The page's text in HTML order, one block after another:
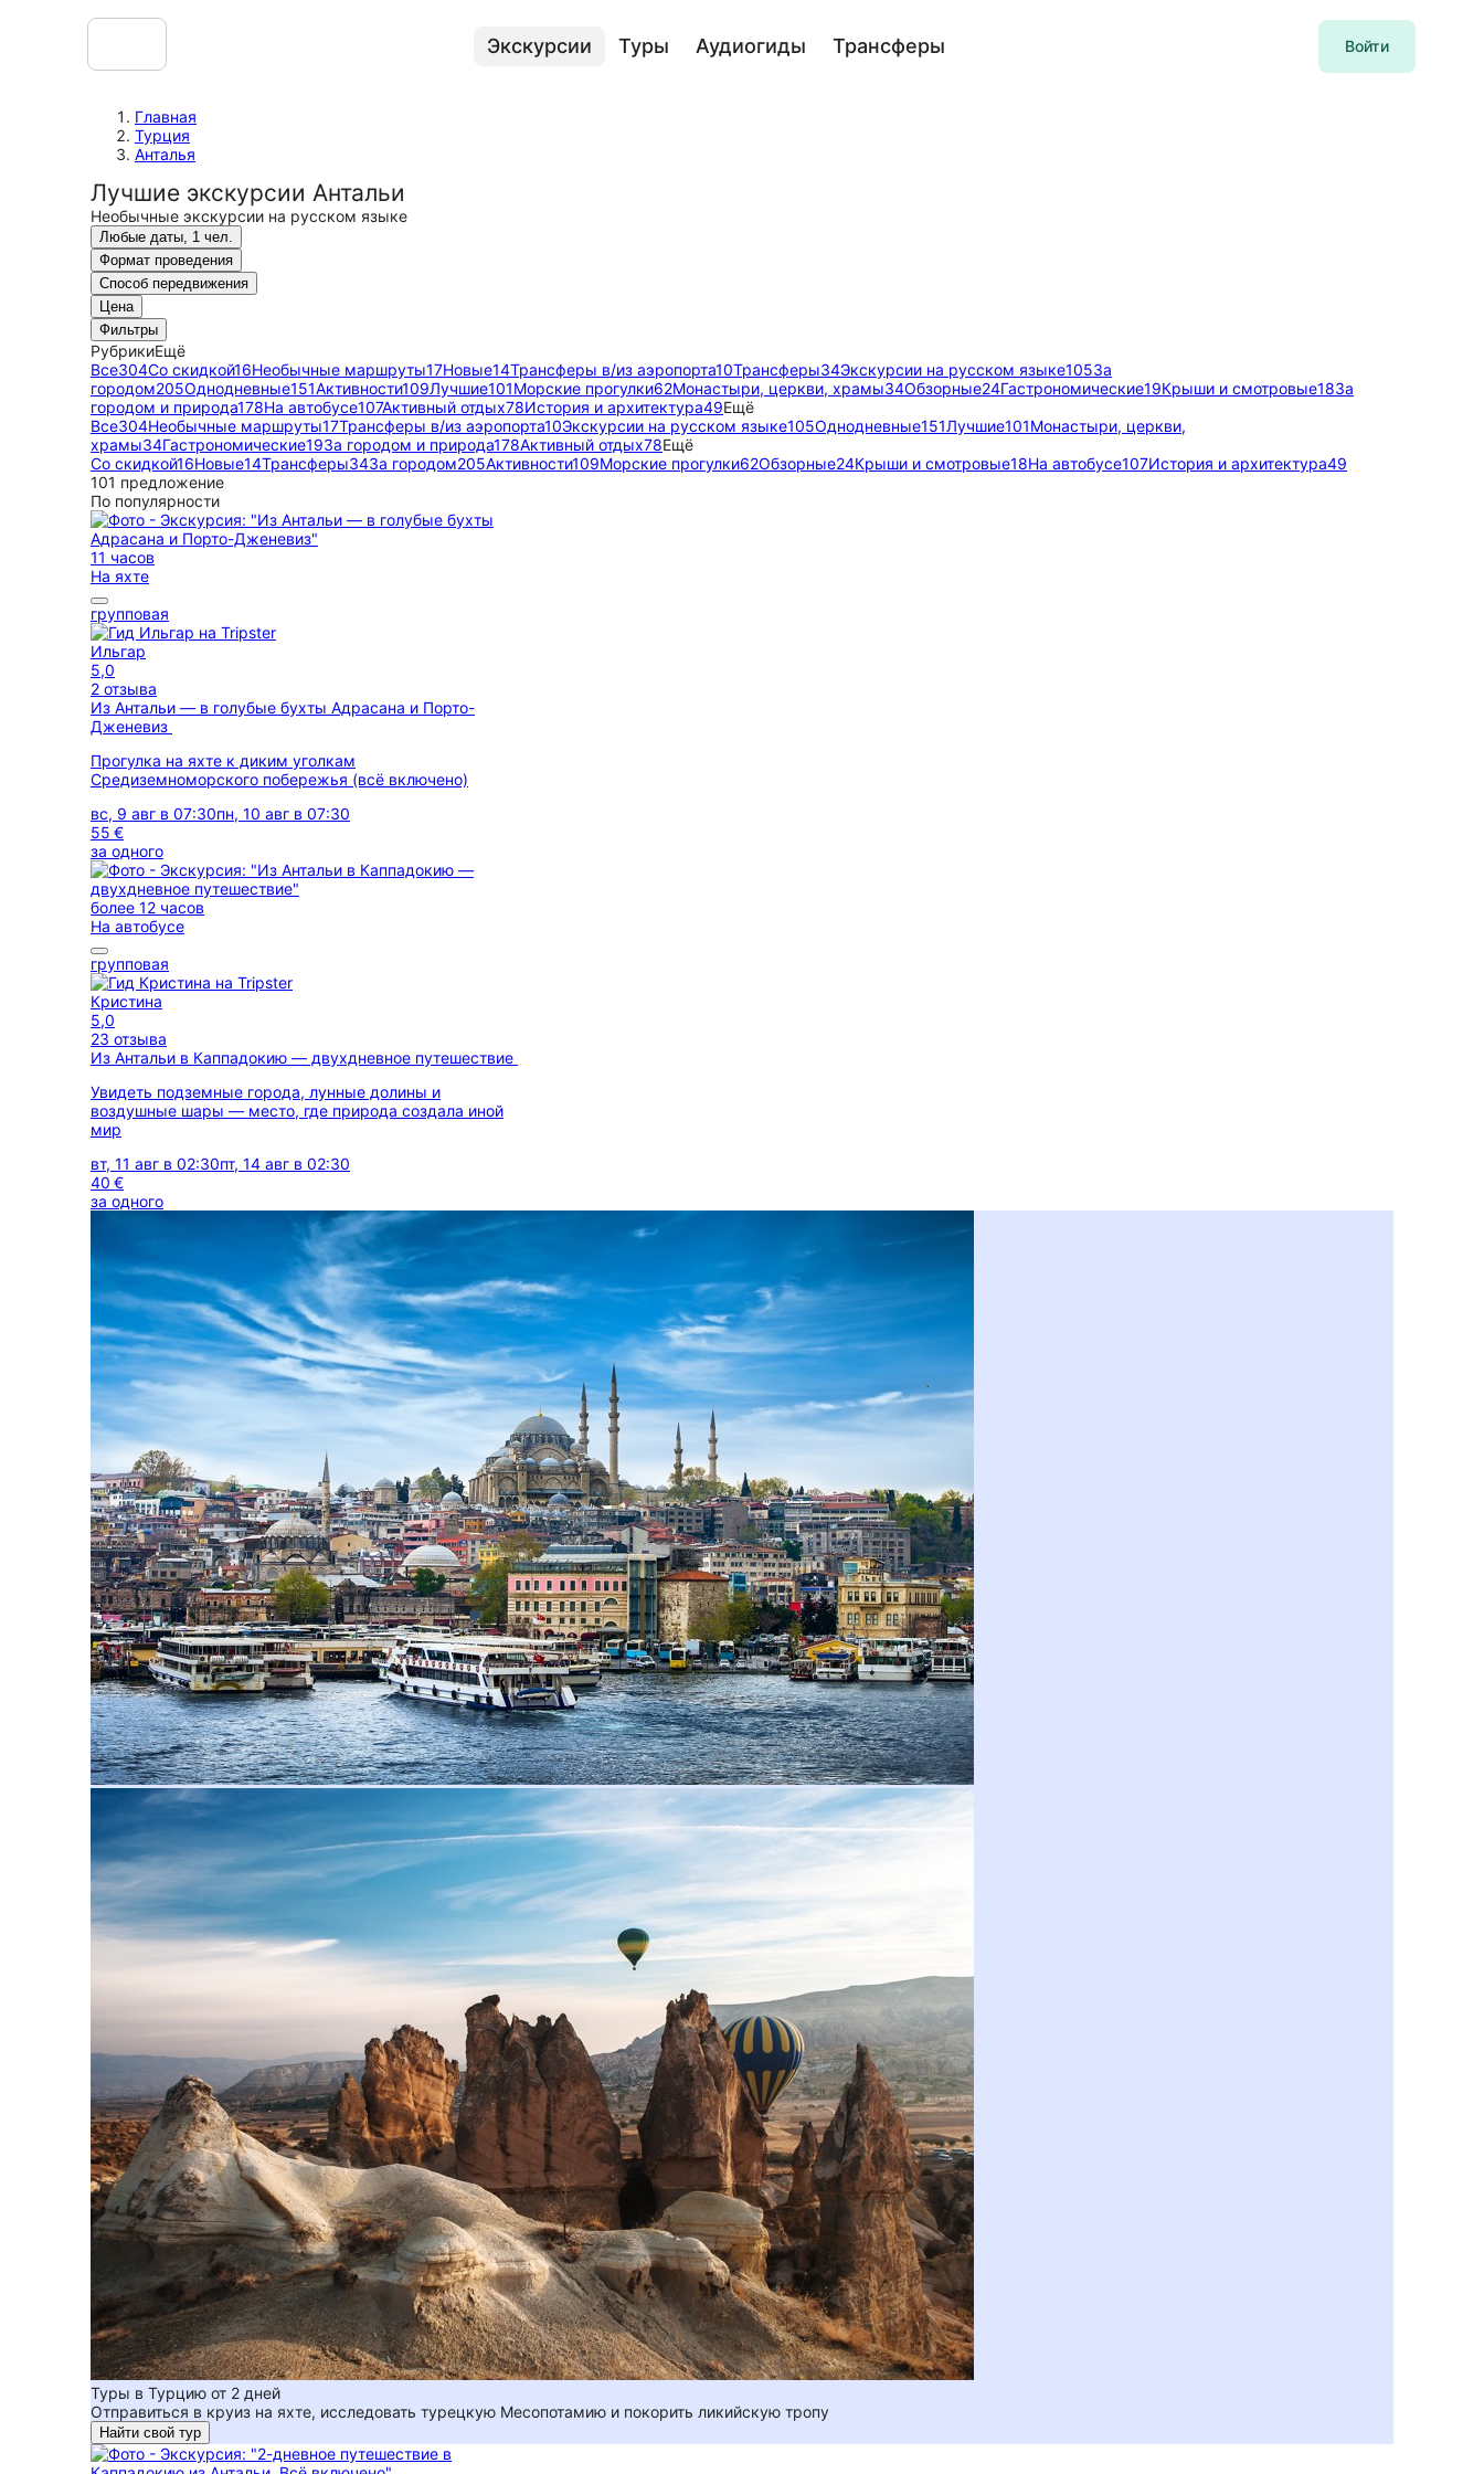
Экскурсии Туры Аудиогиды Трансферы Войти
Главная
Турция
Анталья
Лучшие экскурсии Антальи
Необычные экскурсии на русском языке
Любые даты, 1 чел.
Формат проведения
Способ передвижения
Цена
Фильтры
РубрикиЕщё
Все304Со скидкой16Необычные маршруты17Новые14Трансферы в/из аэропорта10Трансферы34Экскурсии на русском языке105За
городом205Однодневные151Активности109Лучшие101Морские прогулки62Монастыри, церкви, храмы34Обзорные24Гастрономические19Крыши и смотровые18За
городом и природа178На автобусе107Активный отдых78История и архитектура49Ещё
Все304Необычные маршруты17Трансферы в/из аэропорта10Экскурсии на русском языке105Однодневные151Лучшие101Монастыри, церкви,
храмы34Гастрономические19За городом и природа178Активный отдых78Ещё
Со скидкой16Новые14Трансферы34За городом205Активности109Морские прогулки62Обзорные24Крыши и смотровые18На автобусе107История и архитектура49
101 предложение
По популярности
11 часов
На яхте
групповая
Ильгар
5,0
2 отзыва
Из Антальи — в голубые бухты Адрасана и Порто-
Дженевиз
Прогулка на яхте к диким уголкам
Средиземноморского побережья (всё включено)
вс, 9 авг в 07:30пн, 10 авг в 07:30
55 €
за одного
более 12 часов
На автобусе
групповая
Кристина
5,0
23 отзыва
Из Антальи в Каппадокию — двухдневное путешествие
Увидеть подземные города, лунные долины и
воздушные шары — место, где природа создала иной
мир
вт, 11 авг в 02:30пт, 14 авг в 02:30
40 €
за одного
Туры в Турцию от 2 дней
Отправиться в круиз на яхте, исследовать турецкую Месопотамию и покорить ликийскую тропу
Найти свой тур